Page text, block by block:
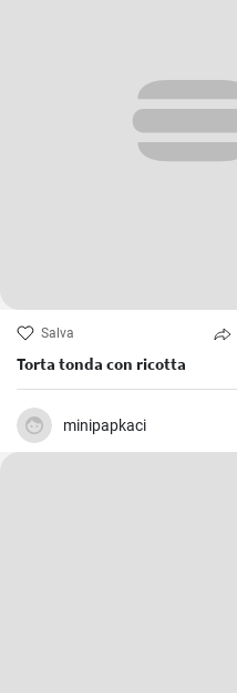
Salva
Torta tonda con ricotta
minipapkaci